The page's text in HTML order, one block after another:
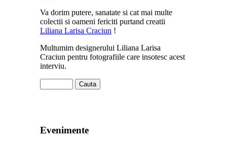
Va dorim putere, sanatate si cat mai multe
colectii si oameni fericiti purtand creatii
Liliana Larisa Craciun !
Multumim designerului Liliana Larisa
Craciun pentru fotografiile care insotesc acest
interviu.
Evenimente